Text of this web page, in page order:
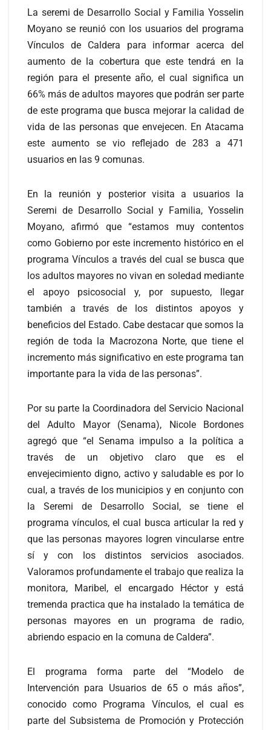
La seremi de Desarrollo Social y Familia Yosselin
Moyano se reunió con los usuarios del programa
Vínculos de Caldera para informar acerca del
aumento de la cobertura que este tendrá en la
región para el presente año, el cual significa un
66% más de adultos mayores que podrán ser parte
de este programa que busca mejorar la calidad de
vida de las personas que envejecen. En Atacama
este aumento se vio reflejado de 283 a 471
usuarios en las 9 comunas.
En la reunión y posterior visita a usuarios la
Seremi de Desarrollo Social y Familia, Yosselin
Moyano, afirmó que “estamos muy contentos
como Gobierno por este incremento histórico en el
programa Vínculos a través del cual se busca que
los adultos mayores no vivan en soledad mediante
el apoyo psicosocial y, por supuesto, llegar
también a través de los distintos apoyos y
beneficios del Estado. Cabe destacar que somos la
región de toda la Macrozona Norte, que tiene el
incremento más significativo en este programa tan
importante para la vida de las personas”.
Por su parte la Coordinadora del Servicio Nacional
del Adulto Mayor (Senama), Nicole Bordones
agregó que “el Senama impulso a la política a
través de un objetivo claro que es el
envejecimiento digno, activo y saludable es por lo
cual, a través de los municipios y en conjunto con
la Seremi de Desarrollo Social, se tiene el
programa vínculos, el cual busca articular la red y
que las personas mayores logren vincularse entre
sí y con los distintos servicios asociados.
Valoramos profundamente el trabajo que realiza la
monitora, Maribel, el encargado Héctor y está
tremenda practica que ha instalado la temática de
personas mayores en un programa de radio,
abriendo espacio en la comuna de Caldera”.
El programa forma parte del “Modelo de
Intervención para Usuarios de 65 o más años”,
conocido como Programa Vínculos, el cual es
parte del Subsistema de Promoción y Protección